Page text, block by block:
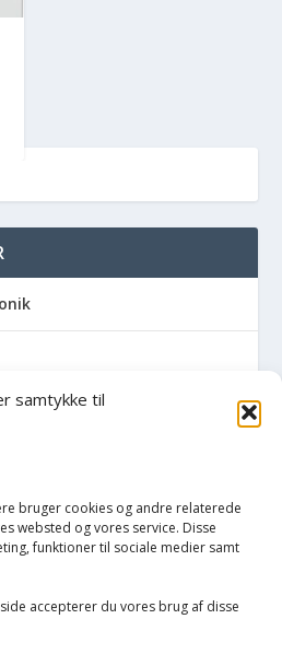
samtykke til
bruger cookies og andre relaterede
websted og vores service. Disse
funktioner til sociale medier samt
accepterer du vores brug af disse